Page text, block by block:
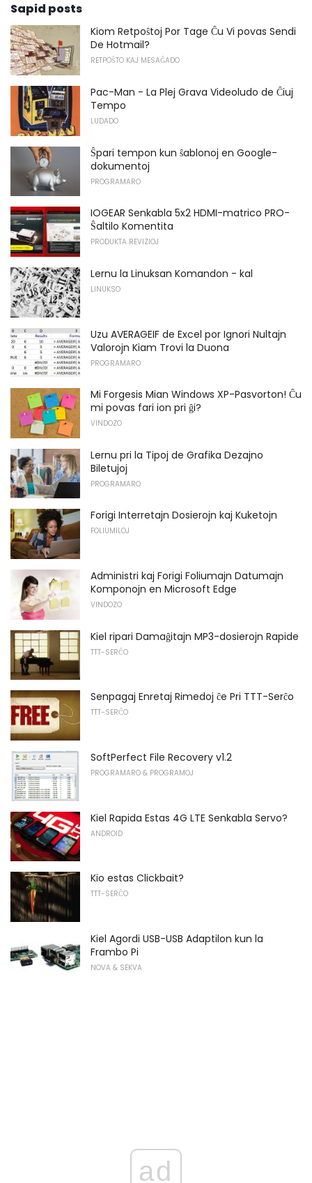
Sapid posts
Kiom Retpoŝtoj Por Tage Ĉu Vi povas Sendi
De Hotmail?
RETPOŜTO KAJ MESAĜADO
Pac-Man - La Plej Grava Videoludo de Ĉiuj
Tempo
LUDADO
Ŝpari tempon kun ŝablonoj en Google-
dokumentoj
PROGRAMARO
IOGEAR Senkabla 5x2 HDMI-matrico PRO-
Ŝaltilo Komentita
PRODUKTA REVIZIOJ
Lernu la Linuksan Komandon - kal
LINUKSO
Uzu AVERAGEIF de Excel por Ignori Nultajn
Valorojn Kiam Trovi la Duona
PROGRAMARO
Mi Forgesis Mian Windows XP-Pasvorton! Ĉu
mi povas fari ion pri ĝi?
VINDOZO
Lernu pri la Tipoj de Grafika Dezajno
Biletujoj
PROGRAMARO
Forigi Interretajn Dosierojn kaj Kuketojn
FOLIUMILOJ
Administri kaj Forigi Foliumajn Datumajn
Komponojn en Microsoft Edge
VINDOZO
Kiel ripari Damaĝitajn MP3-dosierojn Rapide
TTT-SERĈO
Senpagaj Enretaj Rimedoj ĉe Pri TTT-Serĉo
TTT-SERĈO
SoftPerfect File Recovery v1.2
PROGRAMARO & PROGRAMOJ
Kiel Rapida Estas 4G LTE Senkabla Servo?
ANDROID
Kio estas Clickbait?
TTT-SERĈO
Kiel Agordi USB-USB Adaptilon kun la
Frambo Pi
NOVA & SEKVA
ad